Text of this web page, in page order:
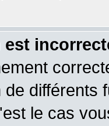
est
différents
le cas